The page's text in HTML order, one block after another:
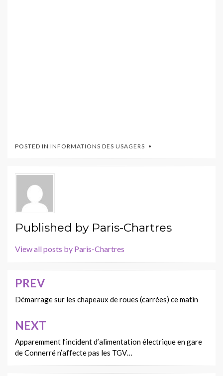
POSTED IN INFORMATIONS DES USAGERS
Published by Paris-Chartres
View all posts by Paris-Chartres
Navigation
de
l’article
PREV
Démarrage sur les chapeaux de roues (carrées) ce matin
NEXT
Apparemment l’incident d’alimentation électrique en gare
de Connerré n’affecte pas les TGV…